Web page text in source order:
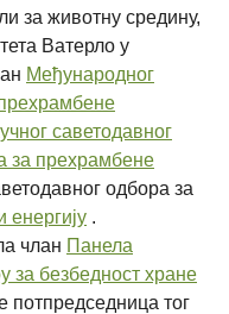
за животну средину,
Ватерло у
Међународног
саветодавног
за прехрамбене
одбора за
енергију .
члан Панела
за безбедност хране
потпредседница тог